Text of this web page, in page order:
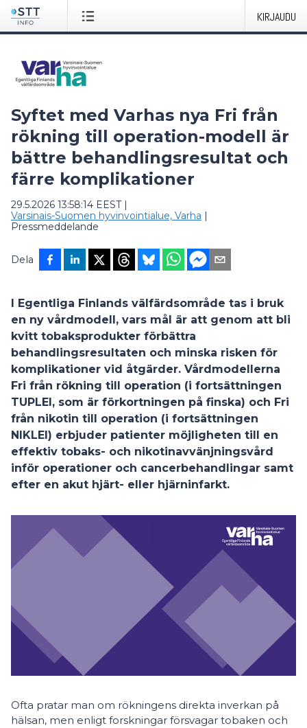
KIRJAUDU
Syftet med Varhas nya Fri från
rökning till operation-modell är
bättre behandlingsresultat och
färre komplikationer
29.5.2026 13:58:14 EEST|
Varsinais-Suomen hyvinvointialue, Varha |
Pressmeddelande
Dela
I Egentliga Finlands välfärdsområde tas i bruk
en ny vårdmodell, vars mål är att genom att bli
kvitt tobaksprodukter förbättra
behandlingsresultaten och minska risken för
komplikationer vid åtgärder. Vårdmodellerna
Fri från rökning till operation (i fortsättningen
TUPLEI, som är förkortningen på finska) och Fri
från nikotin till operation (i fortsättningen
NIKLEI) erbjuder patienter möjligheten till en
effektiv tobaks- och nikotinavvänjningsvård
inför operationer och cancerbehandlingar samt
efter en akut hjärt- eller hjärninfarkt.
Ofta pratar man om rökningens direkta inverkan på
hälsan, men enligt forskningar försvagar tobaken och